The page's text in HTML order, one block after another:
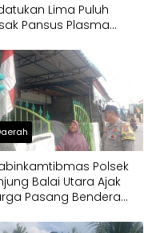
Lima Puluh
Pansus Plasma
Penyimpangan
CPCL
Polsek
Balai Utara Ajak
Pasang Bendera